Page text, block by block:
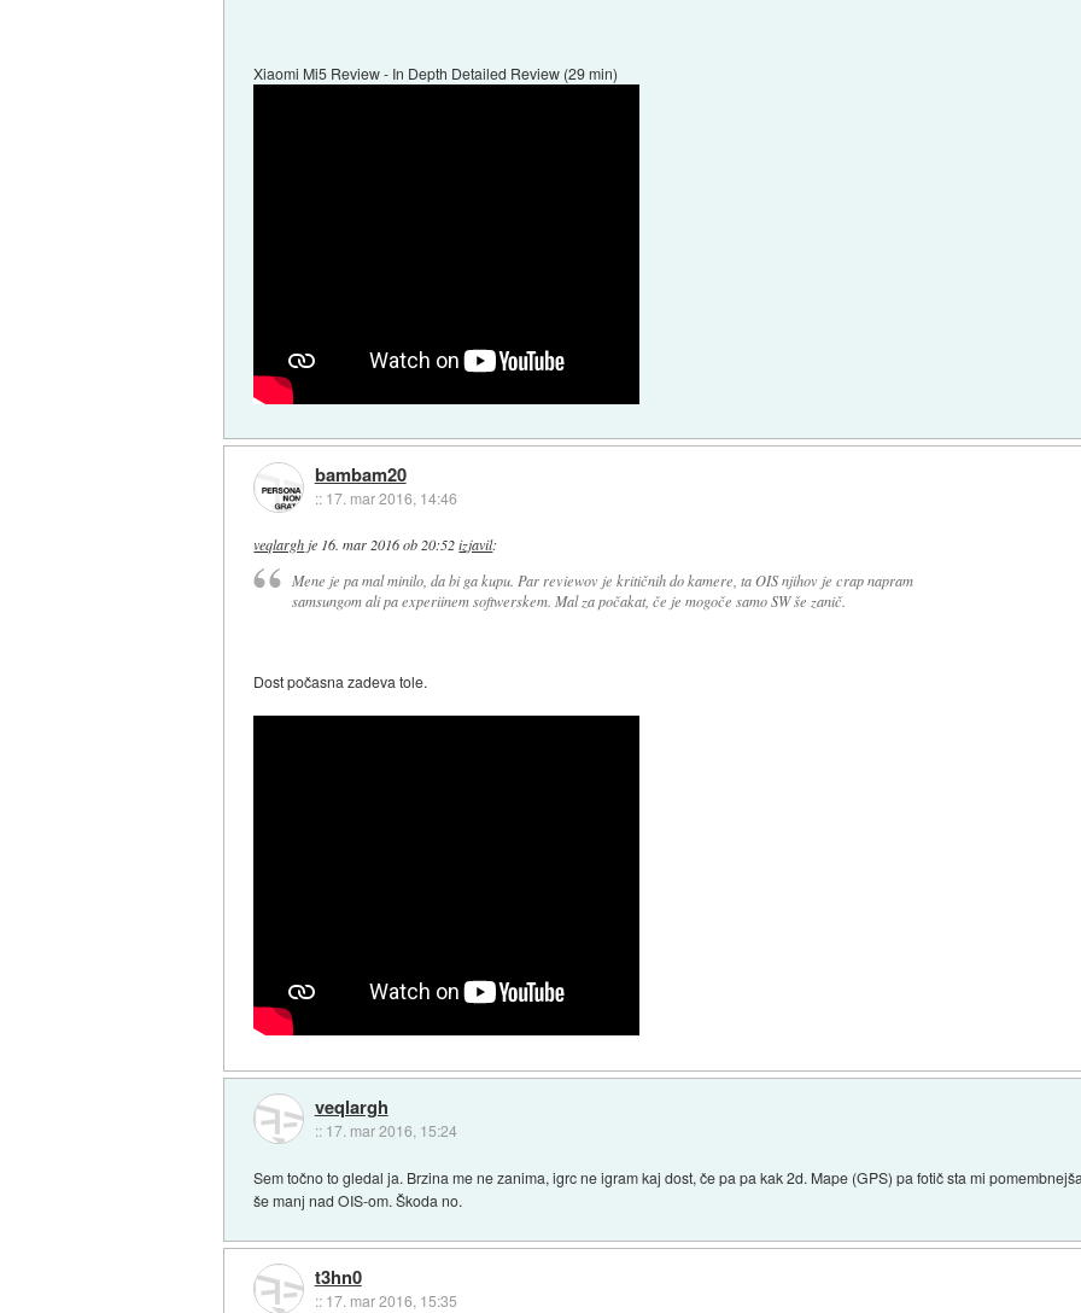
Xiaomi Mi5 Review - In Depth Detailed Review (29 min)
bambam20
:: 17. mar 2016, 14:46
veqlargh je 16. mar 2016 ob 20:52 izjavil:
Mene je pa mal minilo, da bi ga kupu. Par reviewov je kritičnih do kamere, ta OIS njihov je crap napram
samsungom ali pa experiinem softwerskem. Mal za počakat, če je mogoče samo SW še zanič.
Dost počasna zadeva tole.
veqlargh
:: 17. mar 2016, 15:24
Sem točno to gledal ja. Brzina me ne zanima, igrc ne igram kaj dost, če pa pa kak 2d. Mape (GPS) pa fotič sta mi
še manj nad OIS-om. Škoda no.
t3hn0
:: 17. mar 2016, 15:35